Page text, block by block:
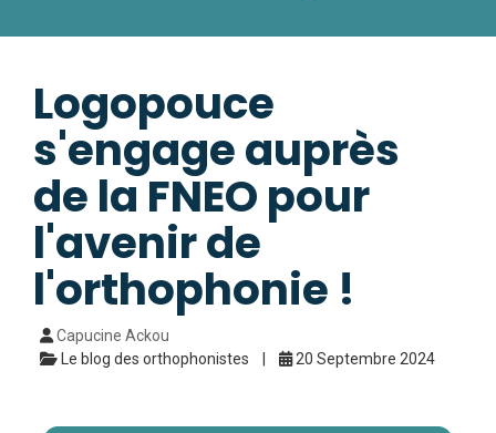
Logopouce
s'engage auprès
de la FNEO pour
l'avenir de
l'orthophonie !
Capucine Ackou
Le blog des orthophonistes
20 Septembre 2024